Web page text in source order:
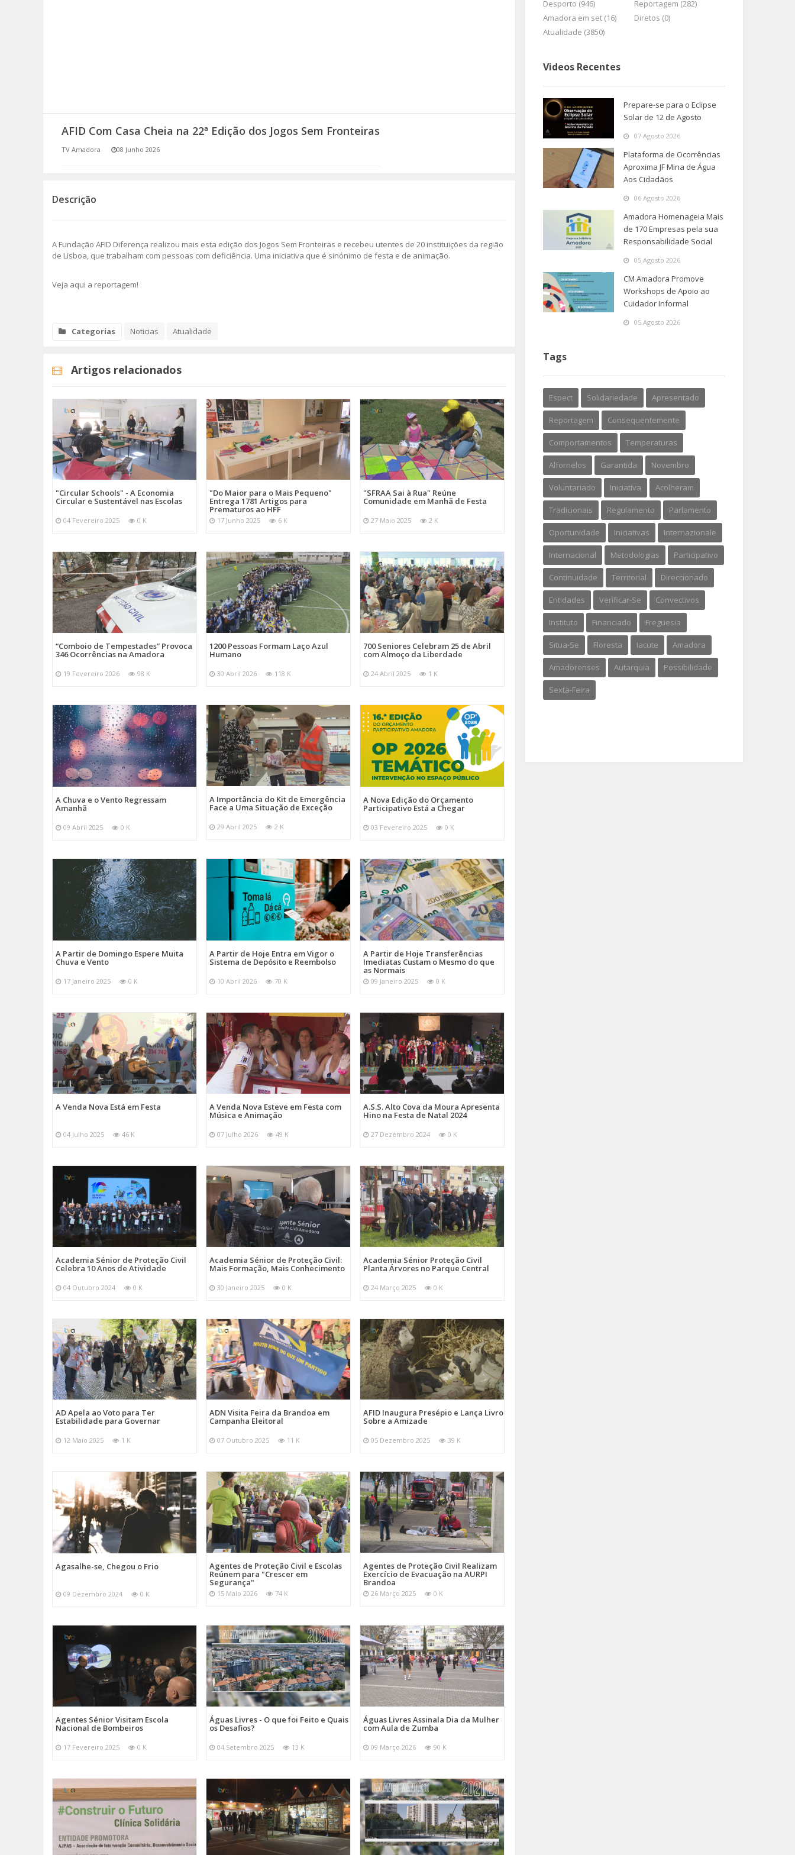
(RE) PENSAMENTOS
AFID Com Casa Cheia na 22ª Edição dos Jogos Sem Fronteiras
TV Amadora 08 Junho 2026
Descrição
A Fundação AFID Diferença realizou mais esta edição dos Jogos Sem Fronteiras e recebeu utentes de 20 instituições da região
de Lisboa, que trabalham com pessoas com deficiência. Uma iniciativa que é sinónimo de festa e de animação.
Veja aqui a reportagem!
Categorias Noticias Atualidade
Artigos relacionados
"Circular Schools" - A Economia
Circular e Sustentável nas Escolas
04 Fevereiro 2025 0 K
"Do Maior para o Mais Pequeno"
Entrega 1781 Artigos para
Prematuros ao HFF
17 Junho 2025 6 K
"SFRAA Sai à Rua" Reúne
Comunidade em Manhã de Festa
27 Maio 2025 2 K
“Comboio de Tempestades” Provoca
346 Ocorrências na Amadora
19 Fevereiro 2026 98 K
1200 Pessoas Formam Laço Azul
Humano
30 Abril 2026 118 K
700 Seniores Celebram 25 de Abril
com Almoço da Liberdade
24 Abril 2025 1 K
A Chuva e o Vento Regressam
Amanhã
09 Abril 2025 0 K
A Importância do Kit de Emergência
Face a Uma Situação de Exceção
29 Abril 2025 2 K
A Nova Edição do Orçamento
Participativo Está a Chegar
03 Fevereiro 2025 0 K
A Partir de Domingo Espere Muita
Chuva e Vento
17 Janeiro 2025 0 K
A Partir de Hoje Entra em Vigor o
Sistema de Depósito e Reembolso
10 Abril 2026 70 K
A Partir de Hoje Transferências
Imediatas Custam o Mesmo do que
as Normais
09 Janeiro 2025 0 K
A Venda Nova Está em Festa
04 Julho 2025 46 K
A Venda Nova Esteve em Festa com
Música e Animação
07 Julho 2026 49 K
A.S.S. Alto Cova da Moura Apresenta
Hino na Festa de Natal 2024
27 Dezembro 2024 0 K
Academia Sénior de Proteção Civil
Celebra 10 Anos de Atividade
04 Outubro 2024 0 K
Academia Sénior de Proteção Civil:
Mais Formação, Mais Conhecimento
30 Janeiro 2025 0 K
Academia Sénior Proteção Civil
Planta Árvores no Parque Central
24 Março 2025 0 K
AD Apela ao Voto para Ter
Estabilidade para Governar
12 Maio 2025 1 K
ADN Visita Feira da Brandoa em
Campanha Eleitoral
07 Outubro 2025 11 K
AFID Inaugura Presépio e Lança Livro
Sobre a Amizade
05 Dezembro 2025 39 K
Agasalhe-se, Chegou o Frio
09 Dezembro 2024 0 K
Agentes de Proteção Civil e Escolas
Reúnem para "Crescer em
Segurança"
15 Maio 2026 74 K
Agentes de Proteção Civil Realizam
Exercício de Evacuação na AURPI
Brandoa
26 Março 2025 0 K
Agentes Sénior Visitam Escola
Nacional de Bombeiros
17 Fevereiro 2025 0 K
Águas Livres - O que foi Feito e Quais
os Desafios?
04 Setembro 2025 13 K
Águas Livres Assinala Dia da Mulher
com Aula de Zumba
09 Março 2026 90 K
Desporto (946)
Reportagem (282)
Amadora em set (16)
Diretos (0)
Atualidade (3850)
Videos Recentes
Prepare-se para o Eclipse
Solar de 12 de Agosto
07 Agosto 2026
Plataforma de Ocorrências
Aproxima JF Mina de Água
Aos Cidadãos
06 Agosto 2026
Amadora Homenageia Mais
de 170 Empresas pela sua
Responsabilidade Social
05 Agosto 2026
CM Amadora Promove
Workshops de Apoio ao
Cuidador Informal
05 Agosto 2026
Tags
Espect Solidariedade Apresentado
Reportagem Consequentemente
Comportamentos Temperaturas
Alfornelos Garantida Novembro
Voluntariado Iniciativa Acolheram
Tradicionais Regulamento Parlamento
Oportunidade Iniciativas Internazionale
Internacional Metodologias Participativo
Continuidade Territorial Direccionado
Entidades Verificar-Se Convectivos
Instituto Financiado Freguesia
Situa-Se Floresta Iacute Amadora
Amadorenses Autarquia Possibilidade
Sexta-Feira